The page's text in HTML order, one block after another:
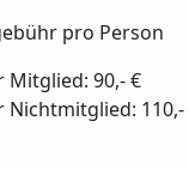
pro Person
Mitglied: 90,- €
Nichtmitglied: 110,-